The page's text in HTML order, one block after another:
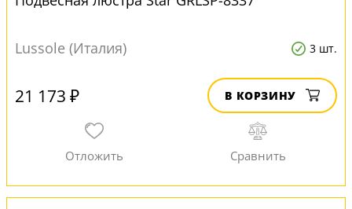
Lussole (Италия) 3 шт.
21 173 ₽ В КОРЗИНУ